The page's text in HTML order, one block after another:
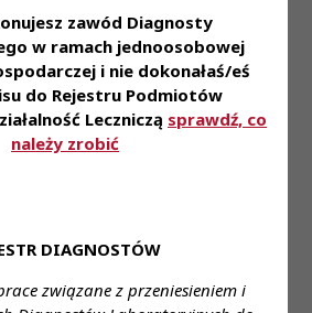
zawód Diagnosty
w ramach jednoosobowej
i nie dokonałaś/eś
do Rejestru Podmiotów
Leczniczą sprawdź, co
należy zrobić
DIAGNOSTÓW
związane z przeniesieniem i
KRDL VI
projektów